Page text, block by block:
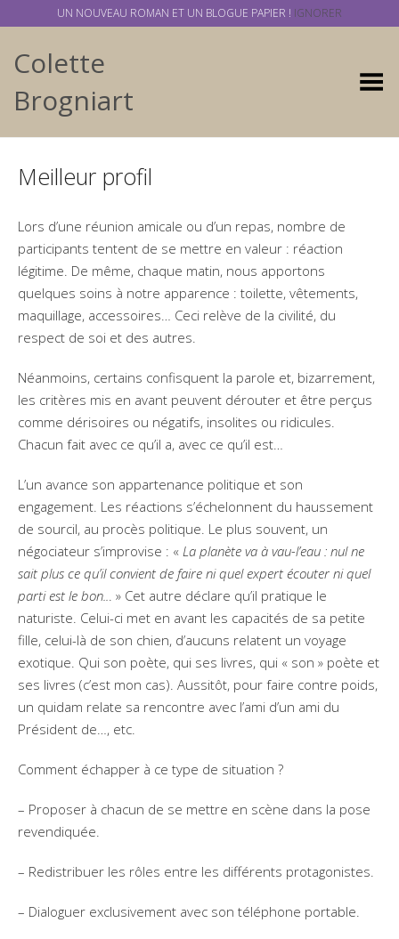
Colette
Brogniart
Basculer
Meilleur profil
Lors d’une réunion amicale ou d’un repas, nombre de
participants tentent de se mettre en valeur : réaction
légitime. De même, chaque matin, nous apportons
quelques soins à notre apparence : toilette, vêtements,
maquillage, accessoires… Ceci relève de la civilité, du
respect de soi et des autres.
Néanmoins, certains confisquent la parole et, bizarrement,
les critères mis en avant peuvent dérouter et être perçus
comme dérisoires ou négatifs, insolites ou ridicules.
Chacun fait avec ce qu’il a, avec ce qu’il est…
L’un avance son appartenance politique et son
engagement. Les réactions s’échelonnent du haussement
de sourcil, au procès politique. Le plus souvent, un
négociateur s’improvise : « La planète va à vau-l’eau : nul ne
sait plus ce qu’il convient de faire ni quel expert écouter ni quel
parti est le bon... » Cet autre déclare qu’il pratique le
naturiste. Celui-ci met en avant les capacités de sa petite
fille, celui-là de son chien, d’aucuns relatent un voyage
exotique. Qui son poète, qui ses livres, qui « son » poète et
ses livres (c’est mon cas). Aussitôt, pour faire contre poids,
un quidam relate sa rencontre avec l’ami d’un ami du
Président de…, etc.
Comment échapper à ce type de situation ?
– Proposer à chacun de se mettre en scène dans la pose
revendiquée.
– Redistribuer les rôles entre les différents protagonistes.
– Dialoguer exclusivement avec son téléphone portable.
UN NOUVEAU ROMAN ET UN BLOGUE PAPIER ! IGNORER